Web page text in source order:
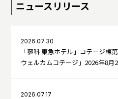
ニュースリリース
2026.07.30
「蓼科 東急ホテル」コテージ棟
ウェルカムコテージ」2026年8月
2026.07.17